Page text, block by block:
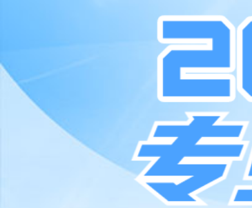
门店地图